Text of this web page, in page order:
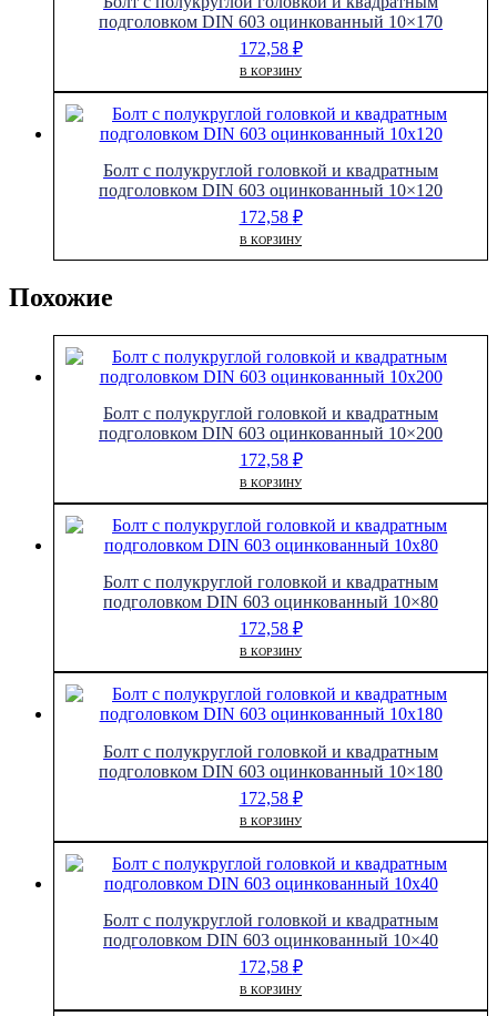
подголовком DIN 603 оцинкованный 10×170
172,58 ₽
В КОРЗИНУ
Болт с полукруглой головкой и квадратным
подголовком DIN 603 оцинкованный 10×120
172,58 ₽
В КОРЗИНУ
Похожие
Болт с полукруглой головкой и квадратным
подголовком DIN 603 оцинкованный 10×200
172,58 ₽
В КОРЗИНУ
Болт с полукруглой головкой и квадратным
подголовком DIN 603 оцинкованный 10×80
172,58 ₽
В КОРЗИНУ
Болт с полукруглой головкой и квадратным
подголовком DIN 603 оцинкованный 10×180
172,58 ₽
В КОРЗИНУ
Болт с полукруглой головкой и квадратным
подголовком DIN 603 оцинкованный 10×40
172,58 ₽
В КОРЗИНУ